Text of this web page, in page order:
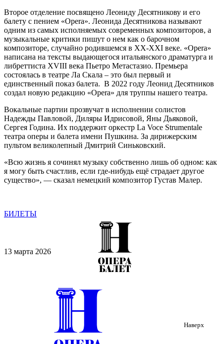
Второе отделение посвящено Леониду Десятникову и его
балету с пением «Opera». Леонида Десятникова называют
одним из самых исполняемых современных композиторов, а
музыкальные критики пишут о нем как о барочном
композиторе, случайно родившемся в XX-XXI веке. «Opera»
написана на тексты выдающегося итальянского драматурга и
либреттиста XVIII века Пьетро Метастазио. Премьера
состоялась в театре Ла Скала – это был первый и
единственный показ балета. В 2022 году Леонид Десятников
создал новую редакцию «Opera» для труппы нашего театра.
Вокальные партии прозвучат в исполнении солистов
Надежды Павловой, Диляры Идрисовой, Яны Дьяковой,
Сергея Година. Их поддержит оркестр La Voce Strumentale
театра оперы и балета имени Пушкина. За дирижерским
пультом великолепный Дмитрий Синьковский.
«Всю жизнь я сочинял музыку собственно лишь об одном: как
я могу быть счастлив, если где-нибудь ещё страдает другое
существо», — сказал немецкий композитор Густав Малер.
БИЛЕТЫ
13 марта 2026
Наверх